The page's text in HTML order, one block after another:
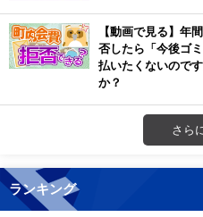
【動画で見る】年
否したら「今後ゴ
払いたくないので
か？
さら
ランキング